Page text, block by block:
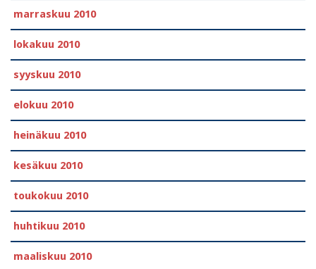
marraskuu 2010
lokakuu 2010
syyskuu 2010
elokuu 2010
heinäkuu 2010
kesäkuu 2010
toukokuu 2010
huhtikuu 2010
maaliskuu 2010